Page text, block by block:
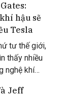
dù
của ông
hậu sẽ
Tesla
tư thế giới,
thấy nhiều
nghệ khí
Jeff